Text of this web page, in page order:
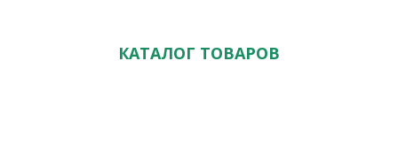
КАТАЛОГ ТОВАРОВ